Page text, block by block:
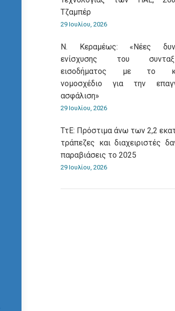
Τζαμπέρ
29 Ιουλίου, 2026
Ν. Κεραμέως: «Νέες
ενίσχυσης του
εισοδήματος με το
νομοσχέδιο για την
ασφάλιση»
29 Ιουλίου, 2026
ΤτΕ: Πρόστιμα άνω των 2,2
τράπεζες και διαχειριστές
παραβιάσεις το 2025
29 Ιουλίου, 2026